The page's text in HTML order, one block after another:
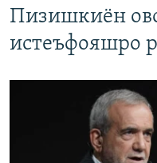
Пизишкиён
истеъфояшро